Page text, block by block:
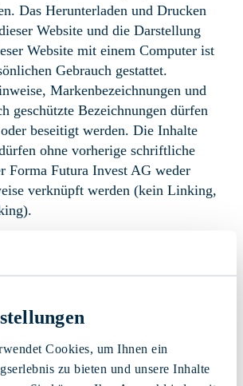
Cookies, um Ihnen ein
zu bieten und unsere Inhalte
Das Herunterladen und Drucken
Website und die Darstellung
Website mit einem Computer ist
Gebrauch gestattet.
Markenbezeichnungen und
geschützte Bezeichnungen dürfen
beseitigt werden. Die Inhalte
ohne vorherige schriftliche
Forma Futura Invest AG weder
verknüpft werden (kein Linking,
Forma Futura Invest AG, ihre
Anlageinstrumente investieren,
der Forma Futura Invest AG
Aussagen enthält. Überdies ist es